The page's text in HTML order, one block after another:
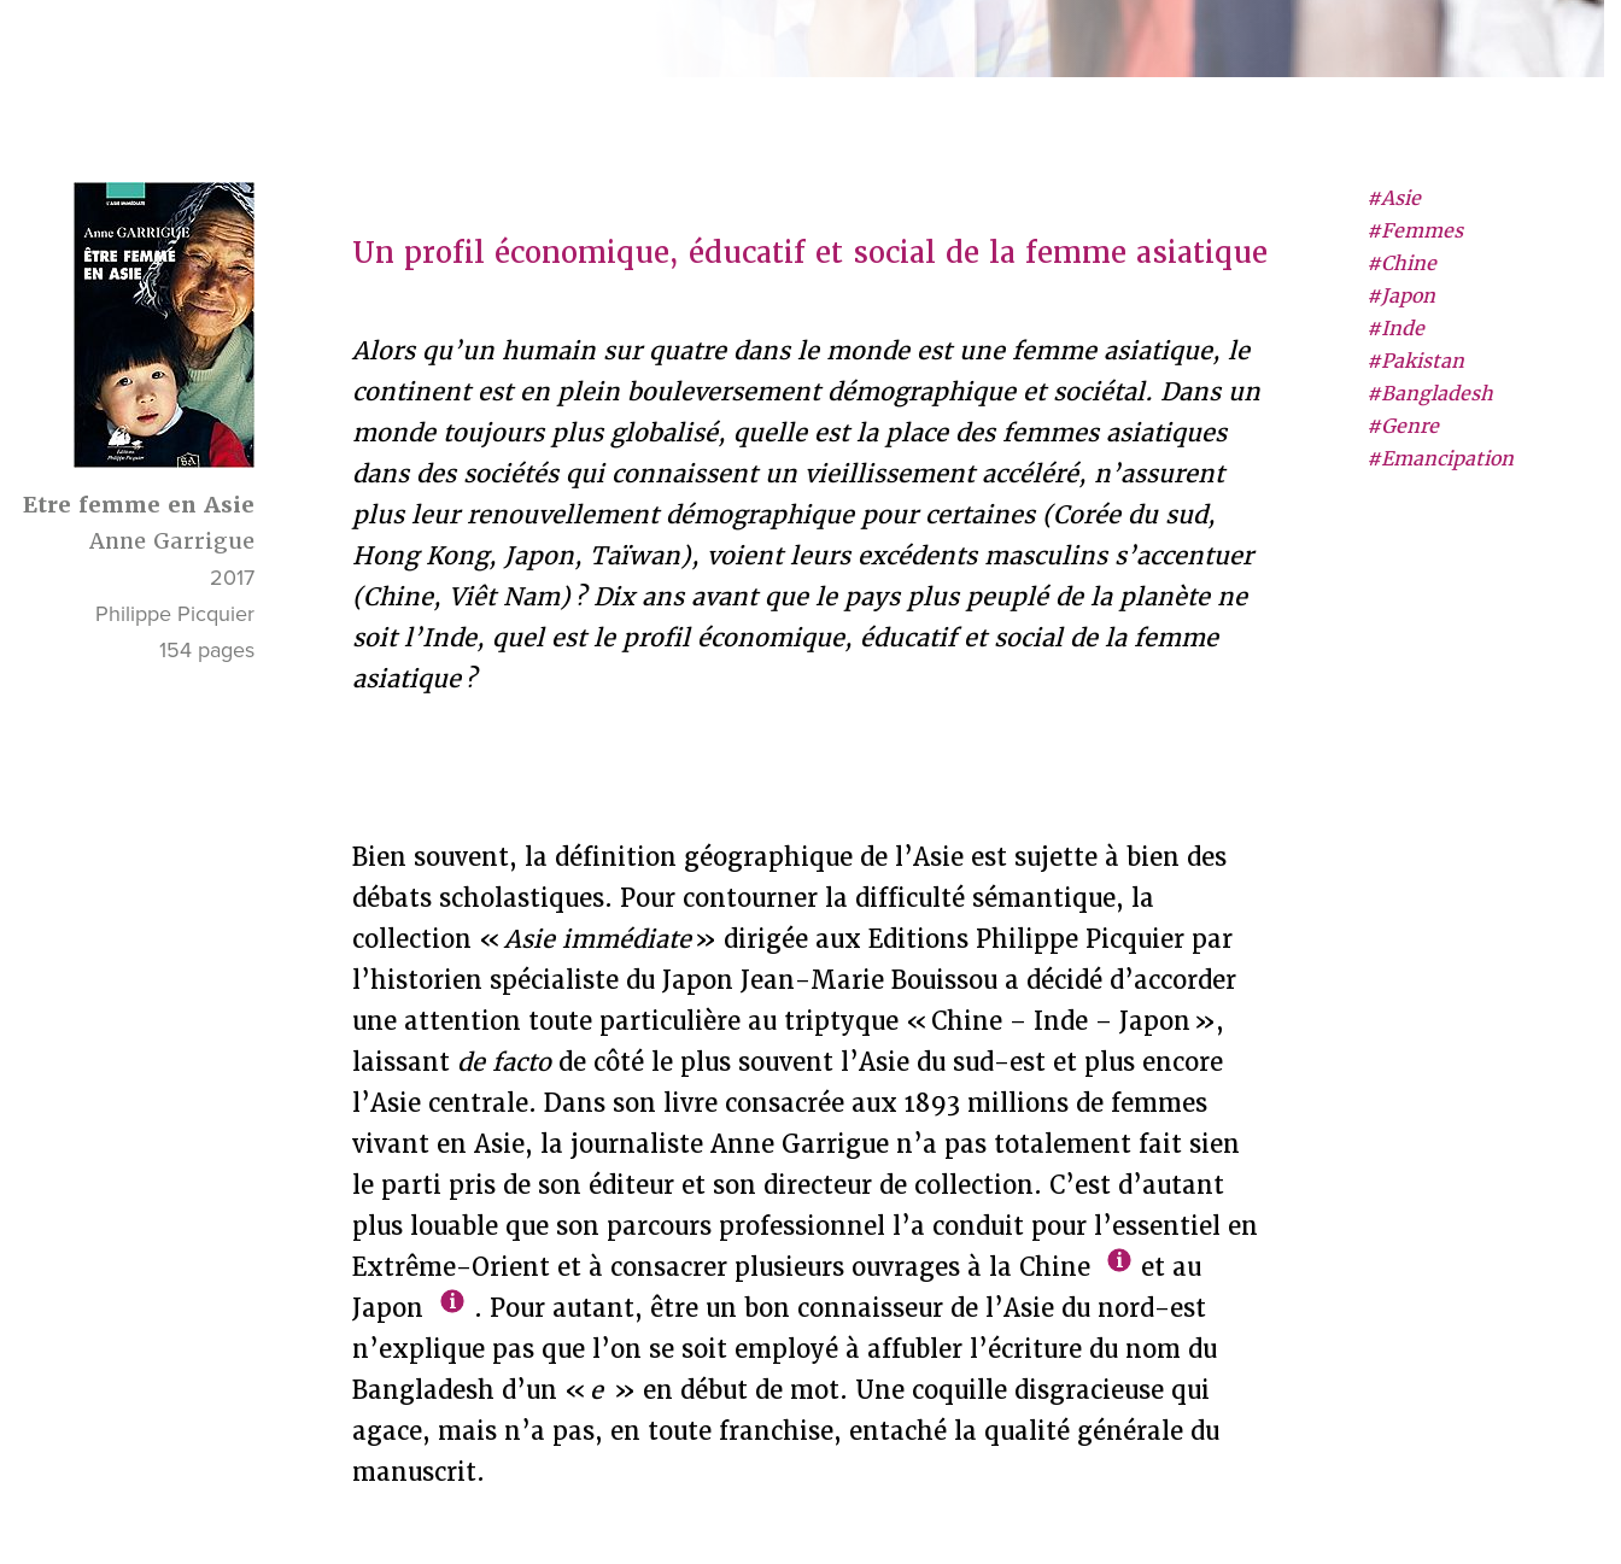
Etre femme en Asie
Anne Garrigue
2017
Philippe Picquier
154 pages
#Asie
#Femmes
#Chine
#Japon
#Inde
#Pakistan
#Bangladesh
#Genre
#Emancipation
Un profil économique, éducatif et social de la femme asiatique
Alors qu’un humain sur quatre dans le monde est une femme asiatique, le
continent est en plein bouleversement démographique et sociétal. Dans un
monde toujours plus globalisé, quelle est la place des femmes asiatiques
dans des sociétés qui connaissent un vieillissement accéléré, n’assurent
plus leur renouvellement démographique pour certaines (Corée du sud,
Hong Kong, Japon, Taïwan), voient leurs excédents masculins s’accentuer
(Chine, Viêt Nam) ? Dix ans avant que le pays plus peuplé de la planète ne
soit l’Inde, quel est le profil économique, éducatif et social de la femme
asiatique ?
Bien souvent, la définition géographique de l’Asie est sujette à bien des
débats scholastiques. Pour contourner la difficulté sémantique, la
collection «Asie immédiate» dirigée aux Editions Philippe Picquier par
l’historien spécialiste du Japon Jean-Marie Bouissou a décidé d’accorder
une attention toute particulière au triptyque « Chine – Inde – Japon »,
laissant de facto de côté le plus souvent l’Asie du sud-est et plus encore
l’Asie centrale. Dans son livre consacrée aux 1893 millions de femmes
vivant en Asie, la journaliste Anne Garrigue n’a pas totalement fait sien
le parti pris de son éditeur et son directeur de collection. C’est d’autant
plus louable que son parcours professionnel l’a conduit pour l’essentiel en
Extrême-Orient et à consacrer plusieurs ouvrages à la Chine
et au
Japon
. Pour autant, être un bon connaisseur de l’Asie du nord-est
n’explique pas que l’on se soit employé à affubler l’écriture du nom du
Bangladesh d’un « e » en début de mot. Une coquille disgracieuse qui
agace, mais n’a pas, en toute franchise, entaché la qualité générale du
manuscrit.